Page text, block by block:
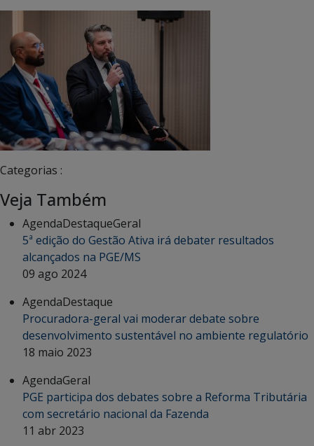
Categorias :
Veja Também
AgendaDestaqueGeral
5ª edição do Gestão Ativa irá debater resultados
alcançados na PGE/MS
09 ago 2024
AgendaDestaque
Procuradora-geral vai moderar debate sobre
desenvolvimento sustentável no ambiente regulatório
18 maio 2023
AgendaGeral
PGE participa dos debates sobre a Reforma Tributária
com secretário nacional da Fazenda
11 abr 2023